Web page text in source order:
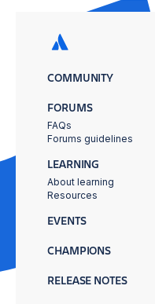
COMMUNITY
FORUMS
FAQs
Forums guidelines
LEARNING
About learning
Resources
EVENTS
CHAMPIONS
RELEASE NOTES